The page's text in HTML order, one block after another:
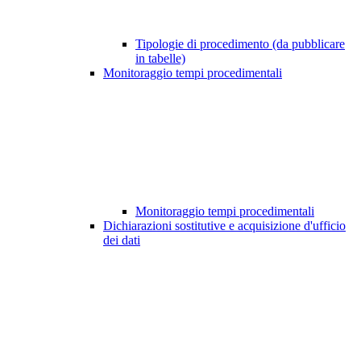
Tipologie di procedimento (da pubblicare
in tabelle)
Monitoraggio tempi procedimentali
Monitoraggio tempi procedimentali
Dichiarazioni sostitutive e acquisizione d'ufficio
dei dati